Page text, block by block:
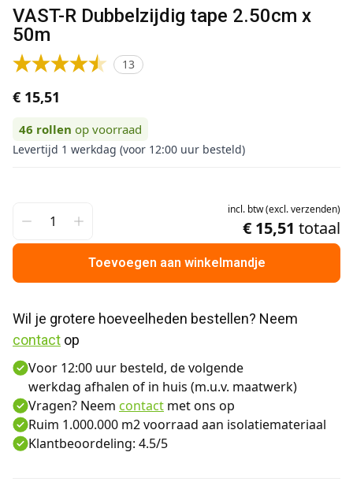
VAST-R Dubbelzijdig tape 2.50cm x
50m
13
€ 15,51
46 rollen op voorraad
Levertijd 1 werkdag (voor 12:00 uur besteld)
incl. btw(excl.verzenden)
€ 15,51 totaal
Toevoegen aan winkelmandje
contact op
Voor 12:00 uur besteld, de volgende
werkdag afhalen of in huis (m.u.v. maatwerk)
Vragen? Neem contact met ons op
Ruim 1.000.000 m2 voorraad aan isolatiemateriaal
Klantbeoordeling: 4.5/5